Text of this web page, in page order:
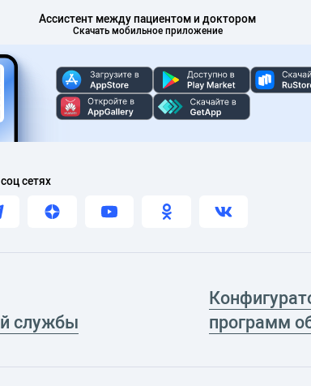
Ассистент между пациентом и доктором
Скачать мобильное приложение
сетях
службы
программ